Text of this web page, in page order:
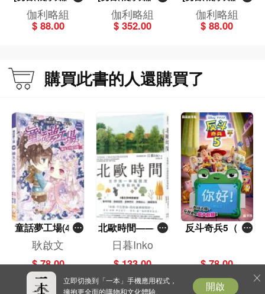
畫系列](4)惡鬥盛
怒非洲象
伽利略組
$ 88.00
畫系列] 套裝 (一
套4冊)
伽利略組
$ 352.00
畫系列](2)激戰萬
獸之王獅子
伽利略組
$ 88.00
購買此書的人還購買了
童話夢工場(40)
——織女下凡結
奇緣
耿啟文
$ 78.00
北歐時間——世
界第一幸福國度
教會我的事
日暮Inko
$ 133.00
反斗奇兵5（圖
$ 78.00
立即切換到「一本」手機應用程式，
擁抱更全面的購物和文化體驗。
開啟